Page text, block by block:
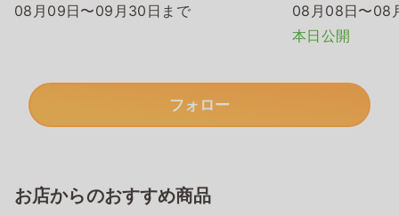
08月09日〜09月30日まで
08月08日〜08
本日公開
フォロー
お店からのおすすめ商品